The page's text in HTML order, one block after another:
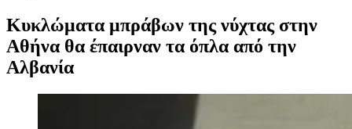
Κυκλώματα μπράβων της νύχτας στην
Αθήνα θα έπαιρναν τα όπλα από την
Αλβανία